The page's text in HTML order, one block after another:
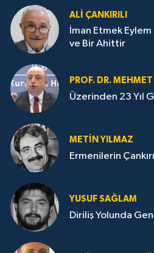
ALI ÇANKIRILI
İman Etmek
ve Bir Ahittir
PROF. DR.
Üzerinden 23 Yıl
METIN YILMAZ
Ermenilerin
YUSUF SAĞLAM
Diriliş Yolunda